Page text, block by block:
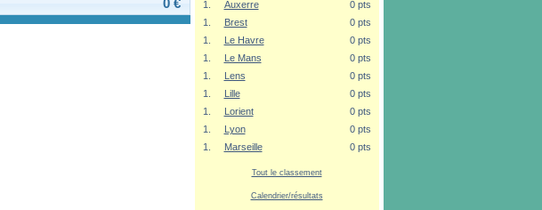
0 €
1.
Auxerre
0 pts
1.
Brest
0 pts
1.
Le Havre
0 pts
1.
Le Mans
0 pts
1.
Lens
0 pts
1.
Lille
0 pts
1.
Lorient
0 pts
1.
Lyon
0 pts
1.
Marseille 0 pts
Tout le classement
Calendrier/résultats